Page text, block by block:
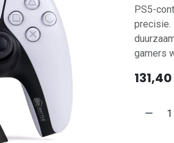
PS5-
precisie.
gamers
131,40